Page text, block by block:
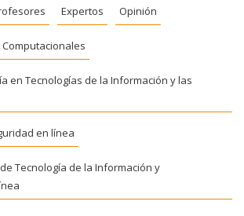
Expertos Opinión
en Tecnologías de la Información y las
en línea
Tecnología de la Información y